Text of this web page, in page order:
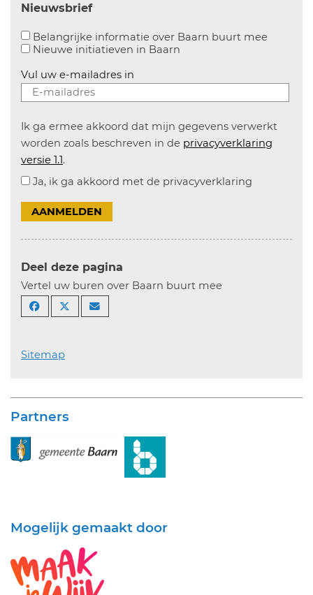
Nieuwsbrief
Belangrijke informatie over Baarn buurt mee
Nieuwe initiatieven in Baarn
Vul uw e-mailadres in
Ik ga ermee akkoord dat mijn gegevens verwerkt
worden zoals beschreven in de privacyverklaring
versie 1.1.
Ja, ik ga akkoord met de privacyverklaring
AANMELDEN
Deel deze pagina
Vertel uw buren over Baarn buurt mee
Sitemap
Partners
Mogelijk gemaakt door